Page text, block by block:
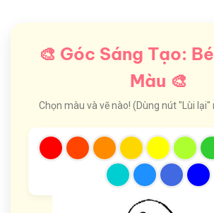
🎨 Góc Sáng Tạo:
Màu 🎨
Chọn màu và vẽ nào! (Dùng nút "Lùi lại"